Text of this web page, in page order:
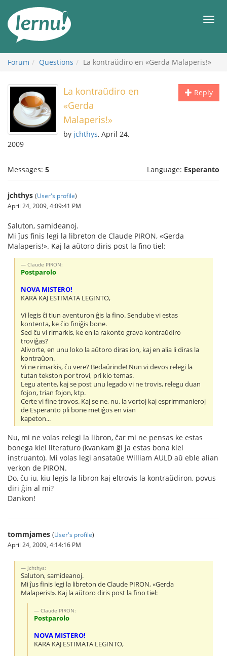
the
content
Forum Questions La kontraŭdiro en «Gerda Malaperis!»
Reply
La kontraŭdiro en
«Gerda
Malaperis!»
by jchthys, April 24,
2009
Messages: 5 Language: Esperanto
jchthys (User's profile)
April 24, 2009, 4:09:41 PM
Saluton, samideanoj.
Mi ĵus finis legi la libreton de Claude PIRON, «Gerda
Malaperis!». Kaj la aŭtoro diris post la fino tiel:
Claude PIRON:
Postparolo
NOVA MISTERO!
KARA KAJ ESTIMATA LEGINTO,
Vi legis ĉi tiun aventuron ĝis la fino. Sendube vi estas
kontenta, ke ĉio finiĝis bone.
Sed ĉu vi rimarkis, ke en la rakonto grava kontraŭdiro
troviĝas?
Alivorte, en unu loko la aŭtoro diras ion, kaj en alia li diras la
kontraŭon.
Vi ne rimarkis, ĉu vere? Bedaŭrinde! Nun vi devos relegi la
tutan tekston por trovi, pri kio temas.
Legu atente, kaj se post unu legado vi ne trovis, relegu duan
fojon, trian fojon, ktp.
Certe vi fine trovos. Kaj se ne, nu, la vortoj kaj esprimmanieroj
de Esperanto pli bone metiĝos en vian
kapeton...
Nu, mi ne volas relegi la libron, ĉar mi ne pensas ke estas
bonega kiel literaturo (kvankam ĝi ja estas bona kiel
instruanto). Mi volas legi ansataŭe William AULD aŭ eble alian
verkon de PIRON.
Do, ĉu iu, kiu legis la libron kaj eltrovis la kontraŭdiron, povus
diri ĝin al mi?
Dankon!
tommjames (User's profile)
April 24, 2009, 4:14:16 PM
jchthys:
Saluton, samideanoj.
Mi ĵus finis legi la libreton de Claude PIRON, «Gerda
Malaperis!». Kaj la aŭtoro diris post la fino tiel:
Claude PIRON:
Postparolo
NOVA MISTERO!
KARA KAJ ESTIMATA LEGINTO,